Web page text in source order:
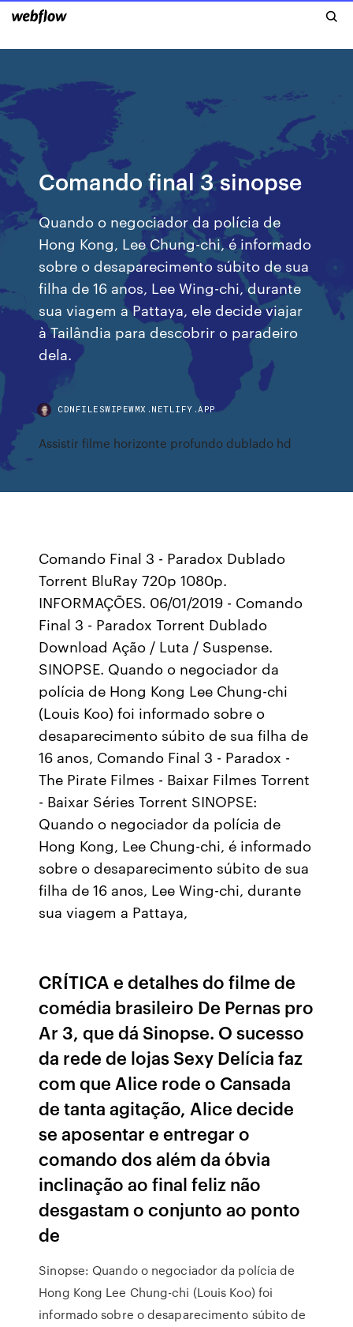
Comando final 3 sinopse
Quando o negociador da polícia de
Hong Kong, Lee Chung-chi, é informado
sobre o desaparecimento súbito de sua
filha de 16 anos, Lee Wing-chi, durante
sua viagem a Pattaya, ele decide viajar
à Tailândia para descobrir o paradeiro
dela.
CDNFILESWIPEWMX.NETLIFY.APP
Assistir filme horizonte profundo dublado hd
Comando Final 3 - Paradox Dublado
Torrent BluRay 720p 1080p.
INFORMAÇÕES. 06/01/2019 - Comando
Final 3 - Paradox Torrent Dublado
Download Ação / Luta / Suspense.
SINOPSE. Quando o negociador da
polícia de Hong Kong Lee Chung-chi
(Louis Koo) foi informado sobre o
desaparecimento súbito de sua filha de
16 anos, Comando Final 3 - Paradox -
The Pirate Filmes - Baixar Filmes Torrent
- Baixar Séries Torrent SINOPSE:
Quando o negociador da polícia de
Hong Kong, Lee Chung-chi, é informado
sobre o desaparecimento súbito de sua
filha de 16 anos, Lee Wing-chi, durante
sua viagem a Pattaya,
CRÍTICA e detalhes do filme de
comédia brasileiro De Pernas pro
Ar 3, que dá Sinopse. O sucesso
da rede de lojas Sexy Delícia faz
com que Alice rode o Cansada
de tanta agitação, Alice decide
se aposentar e entregar o
comando dos além da óbvia
inclinação ao final feliz não
desgastam o conjunto ao ponto
de
Sinopse: Quando o negociador da polícia de
Hong Kong Lee Chung-chi (Louis Koo) foi
informado sobre o desaparecimento súbito de